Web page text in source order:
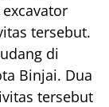
tersebut.
di
Binjai. Dua
tersebut